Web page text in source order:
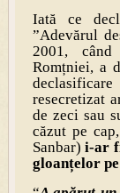
Iată ce
”Adevărul
2001,
Romțniei, a
resecretizat
de zeci sau
căzut pe
Sanbar) i-ar
gloanțelor